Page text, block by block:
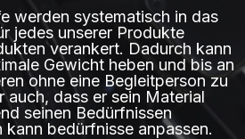
werden systematisch in das
jedes unserer Produkte
verankert. Dadurch kann
Gewicht heben und bis an
ohne eine Begleitperson zu
auch, dass er sein Material
seinen Bedürfnissen
bedürfnisse anpassen.